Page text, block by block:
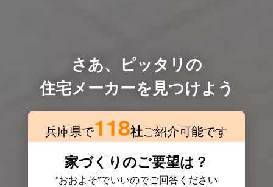
さあ、ピッタリの
住宅メーカーを見つけよう
兵庫県で118社ご紹介可能です
家づくりのご要望は？
“おおよそ”でいいのでご回答ください